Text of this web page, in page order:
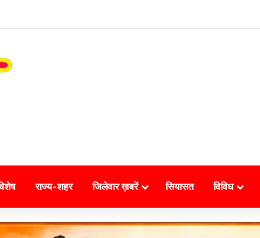
राज्य-शहर जिलेवार ख़बरें सियासत विविध